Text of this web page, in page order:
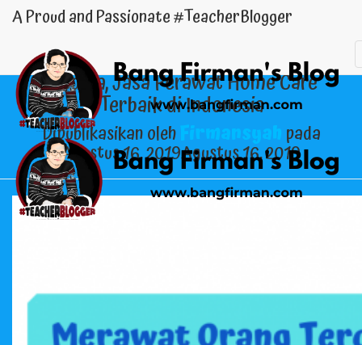
A Proud and Passionate #TeacherBlogger
Merawat Orang Tercinta Bersama Insan
Medika, Jasa Perawat Home Care
Terbaik di Indonesia
Dipublikasikan olehFirmansyah pada
Agustus 16, 2019Agustus 16, 2019